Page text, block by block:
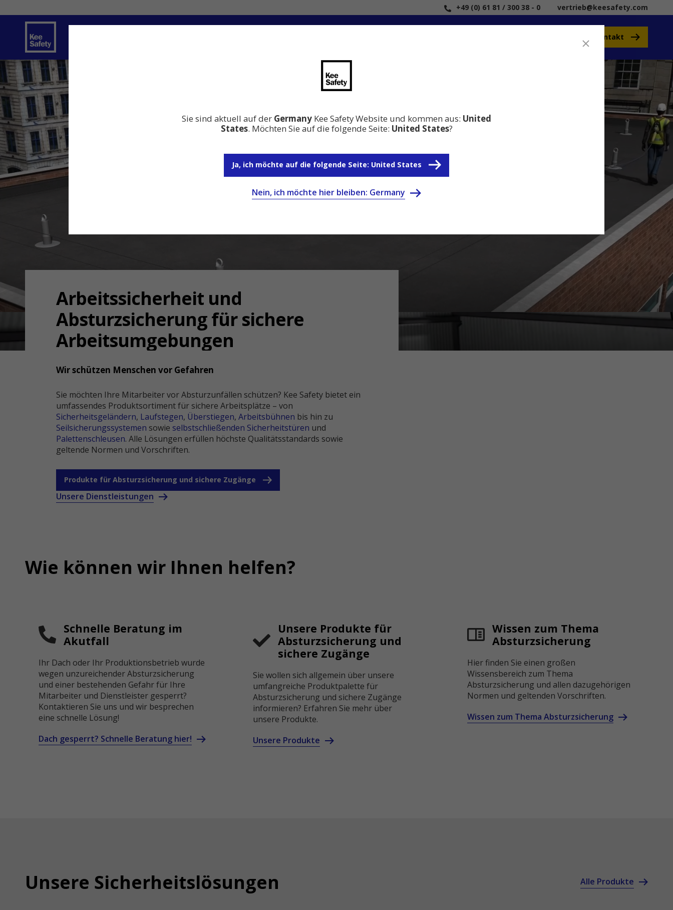
+49 (0) 61 81 / 300 38 - 0 vertrieb@keesafety.com
Kontakt
Sie sind aktuell auf der Germany Kee Safety Website und kommen aus: United
States. Möchten Sie auf die folgende Seite: United States?
Ja, ich möchte auf die folgende Seite: United States
Nein, ich möchte hier bleiben: Germany
Arbeitssicherheit und
Absturzsicherung für sichere
Arbeitsumgebungen
Wir schützen Menschen vor Gefahren
Sie möchten Ihre Mitarbeiter vor Absturzunfällen schützen? Kee Safety bietet ein
umfassendes Produktsortiment für sichere Arbeitsplätze – von
Sicherheitsgeländern, Laufstegen, Überstiegen,Arbeitsbühnen bis hin zu
Seilsicherungssystemen sowie selbstschließenden Sicherheitstüren und
Palettenschleusen. Alle Lösungen erfüllen höchste Qualitätsstandards sowie
geltende Normen und Vorschriften.
Produkte für Absturzsicherung und sichere Zugänge
Unsere Dienstleistungen
Wie können wir Ihnen helfen?
Schnelle Beratung im
Akutfall
Ihr Dach oder Ihr Produktionsbetrieb wurde
wegen unzureichender Absturzsicherung
und einer bestehenden Gefahr für Ihre
Mitarbeiter und Dienstleister gesperrt?
Kontaktieren Sie uns und wir besprechen
eine schnelle Lösung!
Dach gesperrt? Schnelle Beratung hier!
Unsere Produkte für
Absturzsicherung und
sichere Zugänge
Sie wollen sich allgemein über unsere
umfangreiche Produktpalette für
Absturzsicherung und sichere Zugänge
informieren? Erfahren Sie mehr über
unsere Produkte.
Unsere Produkte
Wissen zum Thema
Absturzsicherung
Hier finden Sie einen großen
Wissensbereich zum Thema
Absturzsicherung und allen dazugehörigen
Normen und geltenden Vorschriften.
Wissen zum Thema Absturzsicherung
Unsere Sicherheitslösungen Alle Produkte